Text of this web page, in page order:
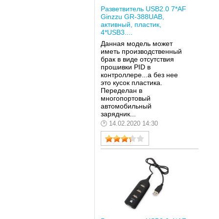
Разветвитель USB2.0 7*AF
Ginzzu GR-388UAB,
активный, пластик,
4*USB3....
Данная модель может
иметь производственный
брак в виде отсутствия
прошивки PID в
контроллере...а без нее
это кусок пластика.
Переделан в
многопортовый
автомобильный
зарядник...
14.02.2020 14:30